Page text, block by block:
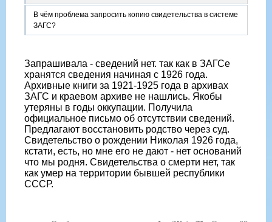
В чëм проблема запросить копию свидетельства в системе
ЗАГС?
Запрашивала - сведений нет. так как в ЗАГСе
хранятся сведения начиная с 1926 года.
Архивные книги за 1921-1925 года в архивах
ЗАГС и краевом архиве не нашлись. Якобы
утеряны в годы оккупации. Получила
официальное письмо об отсутствии сведений.
Предлагают восстановить родство через суд.
Свидетельство о рождении Николая 1926 года,
кстати, есть, но мне его не дают - нет оснований
что мы родня. Свидетельства о смерти нет, так
как умер на территории бывшей республики
СССР.